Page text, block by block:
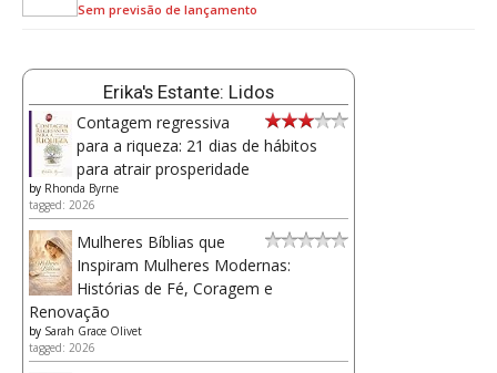
Sem previsão de lançamento
Erika's Estante: Lidos
Contagem regressiva
para a riqueza: 21 dias de hábitos
para atrair prosperidade
by Rhonda Byrne
tagged: 2026
Mulheres Bíblias que
Inspiram Mulheres Modernas:
Histórias de Fé, Coragem e
Renovação
by Sarah Grace Olivet
tagged: 2026